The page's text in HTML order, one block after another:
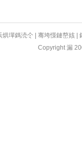
烘墠鎷涜仒 |骞垮憡鏈嶅姟 |
Copyright 漏